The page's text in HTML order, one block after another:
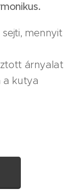
mennyit
árnyalat
a kutya